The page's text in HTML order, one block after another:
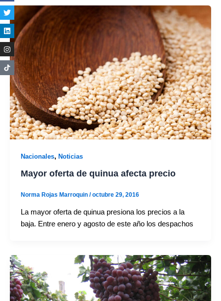
Nacionales, Noticias
Mayor oferta de quinua afecta precio
Norma Rojas Marroquin /octubre 29, 2016
La mayor oferta de quinua presiona los precios a la
baja. Entre enero y agosto de este año los despachos